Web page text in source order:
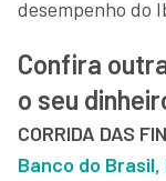
desempenho do
Confira
o seu
CORRIDA DAS
Banco do